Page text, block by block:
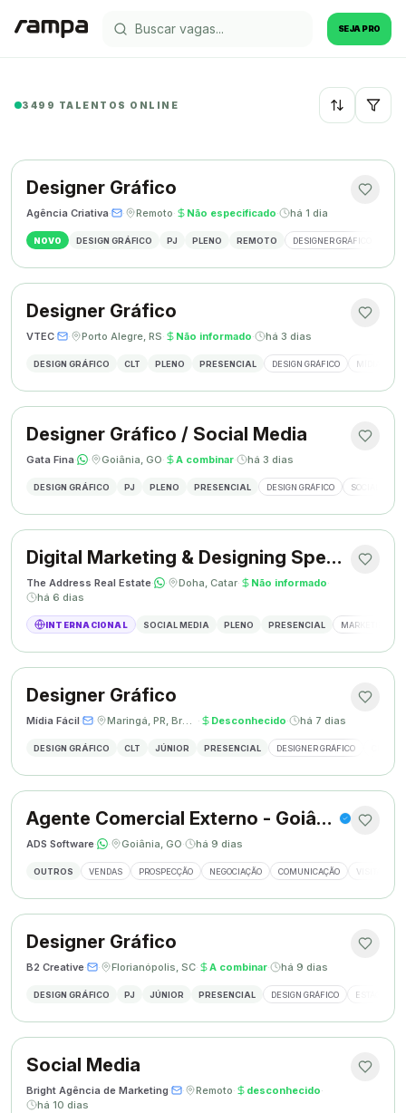
SEJA PRO
3499 TALENTOS ONLINE Recentes
Designer Gráfico
Agência Criativa· · Remoto· Não especificado· há 1 dia
NOVO DESIGN GRÁFICO PJ PLENO REMOTO DESIGNER GRÁFICO
Designer Gráfico
VTEC· · Porto Alegre, RS· Não informado· há 3 dias
DESIGN GRÁFICO CLT PLENO PRESENCIAL DESIGN GRÁFICO MÍDIAS
Designer Gráfico / Social Media
Gata Fina· · Goiânia, GO· A combinar· há 3 dias
DESIGN GRÁFICO PJ PLENO PRESENCIAL DESIGN GRÁFICO SOCIAL
Digital Marketing & Designing Specialist
The Address Real Estate· · Doha, Catar· Não informado·
há 6 dias
INTERNACIONAL SOCIAL MEDIA PLENO PRESENCIAL MARKETING
Designer Gráfico
Mídia Fácil· · Maringá, PR, Brasil · Desconhecido· há 7 dias
DESIGN GRÁFICO CLT JÚNIOR PRESENCIAL DESIGNER GRÁFICO
Agente Comercial Externo - Goiânia
ADS Software· · Goiânia, GO· há 9 dias
OUTROS VENDAS PROSPECÇÃO NEGOCIAÇÃO COMUNICAÇÃO VISITAS
Designer Gráfico
B2 Creative· · Florianópolis, SC· A combinar· há 9 dias
DESIGN GRÁFICO PJ JÚNIOR PRESENCIAL DESIGN GRÁFICO ESTÁGIO
Social Media
Bright Agência de Marketing· · Remoto· desconhecido·
há 10 dias